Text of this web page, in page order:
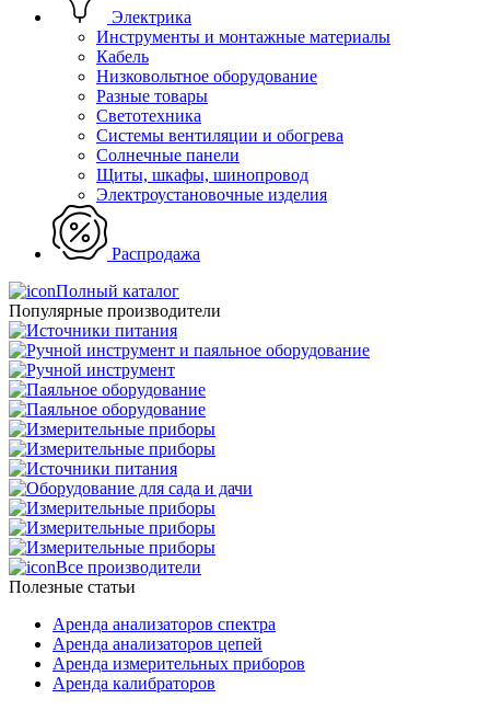
Электрика
Инструменты и монтажные материалы
Кабель
Низковольтное оборудование
Разные товары
Светотехника
Системы вентиляции и обогрева
Солнечные панели
Щиты, шкафы, шинопровод
Электроустановочные изделия
Распродажа
Полный каталог
Популярные производители
Все производители
Полезные статьи
Аренда анализаторов спектра
Аренда анализаторов цепей
Аренда измерительных приборов
Аренда калибраторов